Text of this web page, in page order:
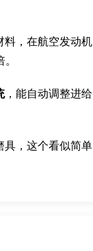
料，在航空发动机
，能自动调整进给
具，这个看似简单